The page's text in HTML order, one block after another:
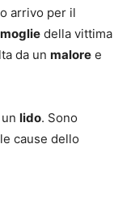
arrivo per il
della vittima
da un malore e
lido. Sono
cause dello